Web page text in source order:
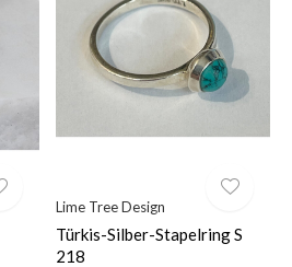
Lime Tree Design
Türkis-Silber-Stapelring S
218